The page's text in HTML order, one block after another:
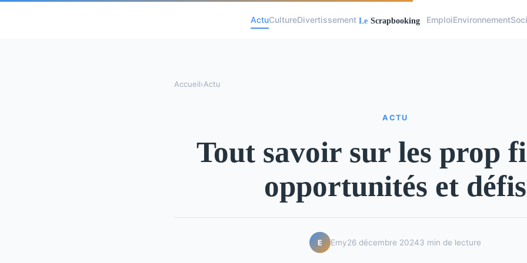
ActuCultureDivertissement EmploiEnvironnement
Accueil›Actu
ACTU
Tout savoir sur les prop
opportunités et défis
E Emy26 décembre 20243 min de lecture